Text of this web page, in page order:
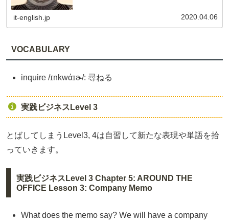
it-english.jp 2020.04.06
VOCABULARY
inquire /ɪnkwάɪɚ/: 尋ねる
実践ビジネスLevel 3
とばしてしまうLevel3, 4は自習して新たな表現や単語を拾
っていきます。
実践ビジネスLevel 3 Chapter 5: AROUND THE
OFFICE Lesson 3: Company Memo
What does the memo say? We will have a company